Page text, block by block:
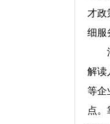
才政
细服
活
解读
等企
点